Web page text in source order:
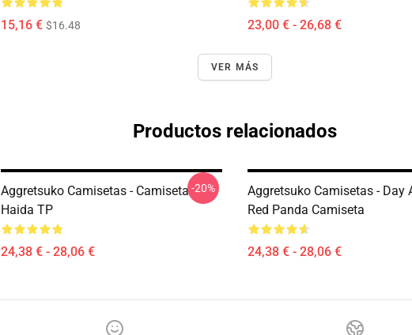
15,16 € $16.48 23,00 € - 26,68 €
VER MÁS
Productos relacionados
Aggretsuko Camisetas - Camiseta
Haida TP
24,38 € - 28,06 €
-20%
Aggretsuko Camisetas - Day
Red Panda Camiseta
24,38 € - 28,06 €